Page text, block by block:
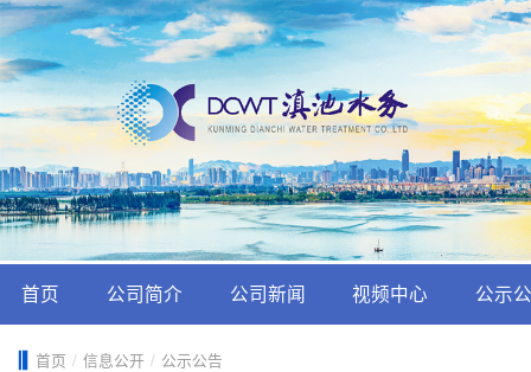
首页 公司简介 公司新闻 视频中心 公示
首页 / 信息公开 / 公示公告